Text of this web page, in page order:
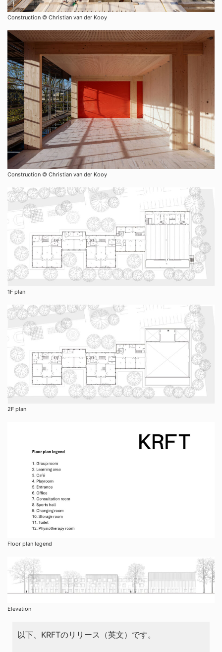
Construction ©︎ Christian van der Kooy
Construction ©︎ Christian van der Kooy
1F plan
2F plan
Floor plan legend
Elevation
以下、KRFTのリリース（英文）です。